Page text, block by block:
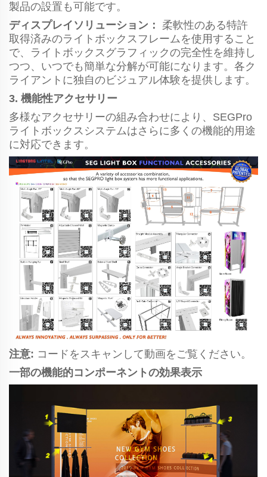
製品の設置も可能です。
ディスプレイソリューション： 柔軟性のある特許
取得済みのライトボックスフレームを使用すること
で、ライトボックスグラフィックの完全性を維持し
つつ、いつでも簡単な分解が可能になります。各ク
ライアントに独自のビジュアル体験を提供します。
3. 機能性アクセサリー
多様なアクセサリーの組み合わせにより、SEGPro
ライトボックスシステムはさらに多くの機能的用途
に対応できます。
注意: コードをスキャンして動画をご覧ください。
一部の機能的コンポーネントの効果表示